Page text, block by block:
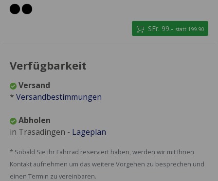
SFr. 99.- statt 199.90
Verfügbarkeit
Versand
* Versandbestimmungen
Abholen
in Trasadingen - Lageplan
* Sobald Sie ihr Fahrrad reserviert haben, werden wir mit Ihnen
Kontakt aufnehmen um das weitere Vorgehen zu besprechen und
einen Termin zu vereinbaren.